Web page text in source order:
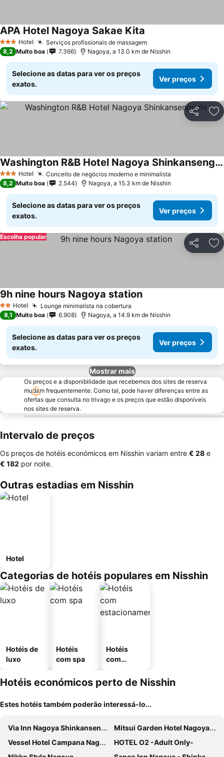
3 EstrelasHotel Serviços profissionais de massagem
APA Hotel Nagoya Sakae Kita
8,2 Muito boa 7.366 Nagoya, a 13.0 km de Nisshin
Selecione as datas para ver os preços
exatos.
Ver preços
Partilhar
3 EstrelasHotel Conceito de negócios moderno e minimalista
Washington R&B Hotel Nagoya Shinkansenguchi
8,2 Muito boa 2.544 Nagoya, a 15.3 km de Nisshin
Selecione as datas para ver os preços
exatos.
Ver preços
Partilhar
Escolha popular
2 Estrelas
Hotel Lounge minimalista na cobertura
9h nine hours Nagoya station
8,1 Muito boa 6.908 Nagoya, a 14.9 km de Nisshin
Selecione as datas para ver os preços
exatos.
Ver preços
Mostrar mais
Os preços e a disponibilidade que recebemos dos sites de reserva
mudam frequentemente. Como tal, pode haver diferenças entre as
ofertas que consulta no trivago e os preços que estão disponíveis
nos sites de reserva.
Intervalo de preços
Os preços de hotéis económicos em Nisshin variam entre ‎€ 28 e
‎€ 182 por noite.
Outras estadias em Nisshin
Hotel
Categorias de hotéis populares em Nisshin
Hotéis de
luxo
Hotéis
com spa
Hotéis
com
mento
Hotéis económicos perto de Nisshin
Estes hotéis também poderão interessá-lo...
Via Inn Nagoya Shinkansenguchi
Mitsui Garden Hotel Nagoya Premier
Vessel Hotel Campana Nagoya
HOTEL O2 -Adult Only-